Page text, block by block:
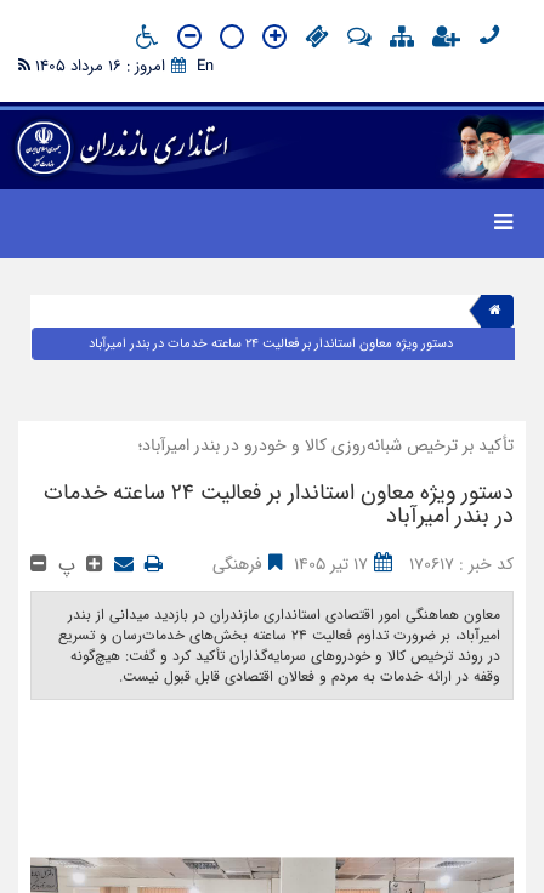
En امروز : 16 مرداد 1405
دستور ویژه معاون استاندار بر فعالیت ۲۴ ساعته خدمات در بندر امیرآباد
تأکید بر ترخیص شبانه‌روزی کالا و خودرو در بندر امیرآباد؛
دستور ویژه معاون استاندار بر فعالیت ۲۴ ساعته خدمات
در بندر امیرآباد
کد خبر : 170617 17 تیر 1405 فرهنگی پ
معاون هماهنگی امور اقتصادی استانداری مازندران در بازدید میدانی از بندر
امیرآباد، بر ضرورت تداوم فعالیت ۲۴ ساعته بخش‌های خدمات‌رسان و تسریع
در روند ترخیص کالا و خودروهای سرمایه‌گذاران تأکید کرد و گفت: هیچ‌گونه
وقفه در ارائه خدمات به مردم و فعالان اقتصادی قابل قبول نیست. ‎